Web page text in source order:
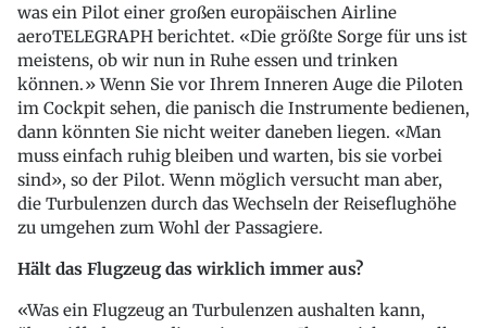
was ein Pilot einer großen europäischen Airline
aeroTELEGRAPH berichtet. «Die größte Sorge für uns ist
meistens, ob wir nun in Ruhe essen und trinken
können.» Wenn Sie vor Ihrem Inneren Auge die Piloten
im Cockpit sehen, die panisch die Instrumente bedienen,
dann könnten Sie nicht weiter daneben liegen. «Man
muss einfach ruhig bleiben und warten, bis sie vorbei
sind», so der Pilot. Wenn möglich versucht man aber,
die Turbulenzen durch das Wechseln der Reiseflughöhe
zu umgehen zum Wohl der Passagiere.
Hält das Flugzeug das wirklich immer aus?
«Was ein Flugzeug an Turbulenzen aushalten kann,